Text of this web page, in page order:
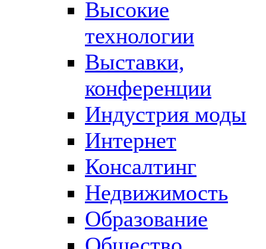
Высокие
технологии
Выставки,
конференции
Индустрия моды
Интернет
Консалтинг
Недвижимость
Образование